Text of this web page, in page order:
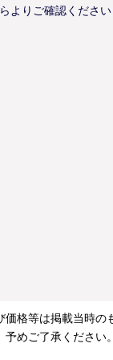
よりご確認ください
格等は掲載当時の
めご了承ください。